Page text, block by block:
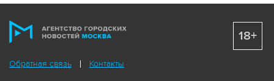
Обратная связь Контакты
18+